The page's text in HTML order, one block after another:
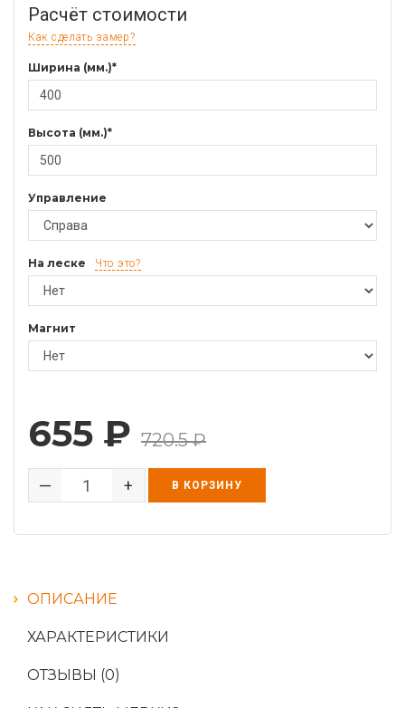
Расчёт стоимости
Как сделать замер?
Ширина (мм.)*
Высота (мм.)*
Управление
На леске Что это?
Магнит
655 ₽ 720.5₽
— + В КОРЗИНУ
ОПИСАНИЕ
ХАРАКТЕРИСТИКИ
ОТЗЫВЫ (0)